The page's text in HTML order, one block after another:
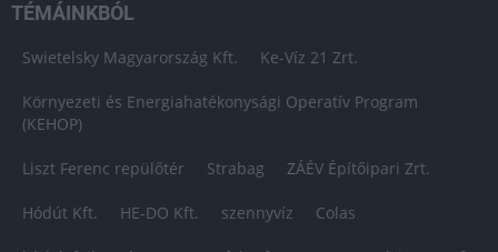
TÉMÁINKBÓL
Swietelsky Magyarország Kft. Ke-Víz 21 Zrt.
Környezeti és Energiahatékonysági Operatív Program
(KEHOP)
Liszt Ferenc repülőtér Strabag ZÁÉV Építőipari Zrt.
Hódút Kft. HE-DO Kft. szennyvíz Colas